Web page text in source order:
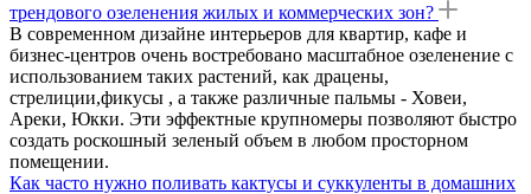
трендового озеленения жилых и коммерческих зон?
В современном дизайне интерьеров для квартир, кафе и
бизнес-центров очень востребовано масштабное озеленение с
использованием таких растений, как драцены,
стрелиции,фикусы , а также различные пальмы - Ховеи,
Ареки, Юкки. Эти эффектные крупномеры позволяют быстро
создать роскошный зеленый объем в любом просторном
помещении.
Как часто нужно поливать кактусы и суккуленты в домашних